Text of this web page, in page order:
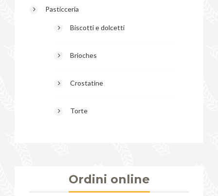
Pasticceria
Biscotti e dolcetti
Brioches
Crostatine
Torte
Ordini online